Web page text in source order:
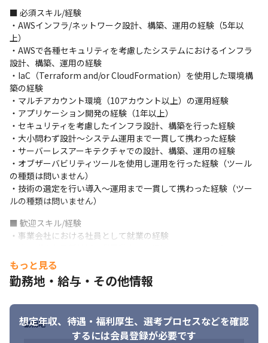
・グローバルヘルスケア企業におけるコアな領域に携わることが
できます。
・最先端のIT/デジタルを活用した”現場”改革を経験できます。
■ 必須スキル/経験
・AWSインフラ/ネットワーク設計、構築、運用の経験（5年以
上）
・AWSで各種セキュリティを考慮したシステムにおけるインフラ
設計、構築、運用の経験
・IaC（Terraform and/or CloudFormation）を使用した環境構
築の経験
・マルチアカウント環境（10アカウント以上）の運用経験
・アプリケーション開発の経験（1年以上）
・セキュリティを考慮したインフラ設計、構築を行った経験
・大小問わず設計～システム運用まで一貫して携わった経験
・サーバーレスアーキテクチャでの設計、構築、運用の経験
・オブザーバビリティツールを使用し運用を行った経験（ツール
の種類は問いません）
・技術の選定を行い導入～運用まで一貫して携わった経験（ツー
ルの種類は問いません）
■ 歓迎スキル/経験
・事業会社における社員として就業の経験
・タスクマネジメント（組み立て力と推進、実行力）のスキル
・OS、ミドルウェアへの効率的なパッチ適用を行った経験
・AWSソリューションアーキテクトプロフェッショナルの認定保
・AWSを社内で使用するための標準化を行った経験
・Microsoft Azureのインフラ設計、構築、運用の経験
もっと見る
勤務地・給与・その他情報
想定年収、待遇・福利厚生、 選考プロセスなどを確認
するには会員登録が必要です
勤務地